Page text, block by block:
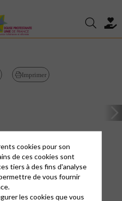
Imprimer
ici !
cookies pour son
de ces cookies sont
tiers à des fins d'analyse
de vous fournir
les cookies que vous